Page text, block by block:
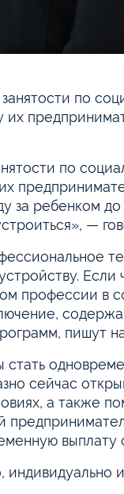
по
по
за ребенком до
—
профессии в
пишут
сейчас
а также
выплату